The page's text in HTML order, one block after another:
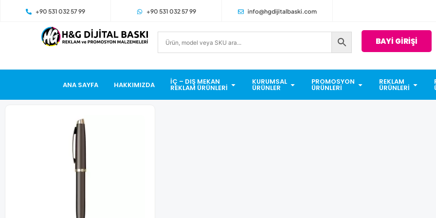
+90 531 032 57 99 +90 531 032 57 99 info@hgdijitalbaski.com
BAYİ GİRİŞİ
ANA SAYFA HAKKIMIZDA İÇ – DIŞ MEKAN
REKLAM ÜRÜNLERI
KURUMSAL
ÜRÜNLER
PROMOSYON
ÜRÜNLERI
REKLAM
ÜRÜNLERI